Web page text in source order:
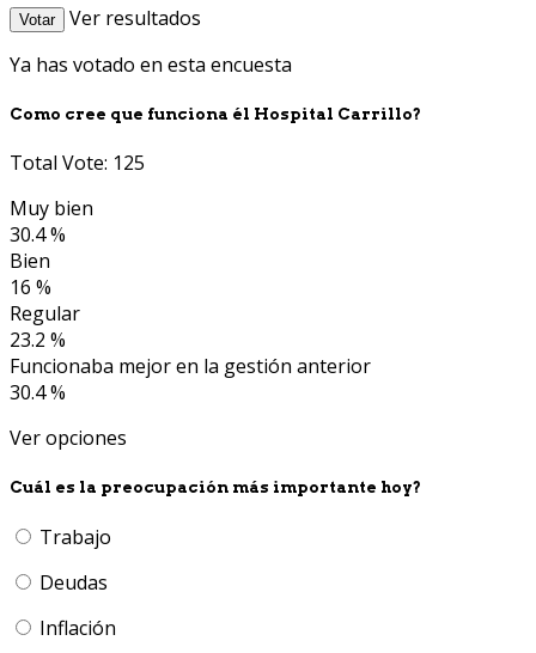
Votar
Ver resultados
Ya has votado en esta encuesta
Como cree que funciona él Hospital Carrillo?
Total Vote: 125
Muy bien
30.4 %
Bien
16 %
Regular
23.2 %
Funcionaba mejor en la gestión anterior
30.4 %
Ver opciones
Cuál es la preocupación más importante hoy?
Trabajo
Deudas
Inflación